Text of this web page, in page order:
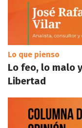
Lo que pienso
Lo feo, lo malo
Libertad